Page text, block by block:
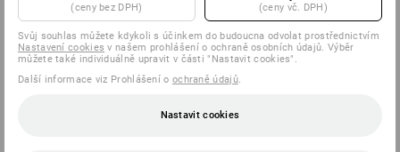
(ceny bez DPH) (ceny vč. DPH)
Svůj souhlas můžete kdykoli s účinkem do budoucna odvolat prostřednictvím
Nastavení cookies v našem prohlášení o ochraně osobních údajů. Výběr
můžete také individuálně upravit v části "Nastavit cookies".
Další informace viz Prohlášení o ochraně údajů.
Nastavit cookies